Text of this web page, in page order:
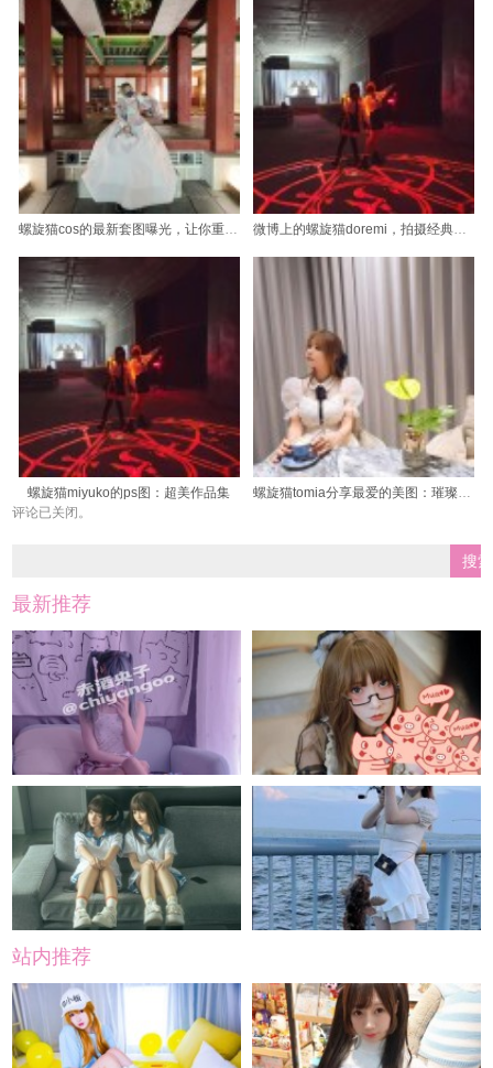
螺旋猫cos的最新套图曝光，让你重温猫咪的狂野之美 微博上的螺旋猫doremi，拍摄经典照片
螺旋猫miyuko的ps图：超美作品集
螺旋猫tomia分享最爱的美图：璀璨星空下的甜蜜时刻
评论已关闭。
最新推荐
站内推荐